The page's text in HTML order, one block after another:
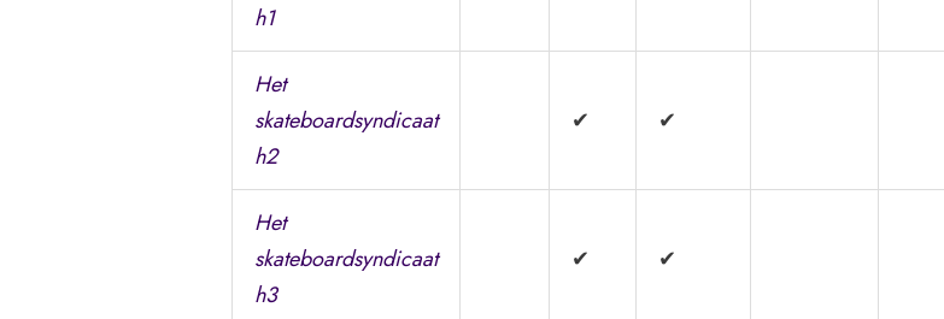
h1
Het
skateboardsyndicaat
h2
✔ ✔
Het
skateboardsyndicaat
h3
✔ ✔